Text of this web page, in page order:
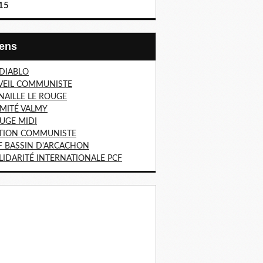
COMMUNISTE
LE ROUGE
VALMY
MIDI
COMMUNISTE
BASSIN D'ARCACHON
INTERNATIONALE PCF